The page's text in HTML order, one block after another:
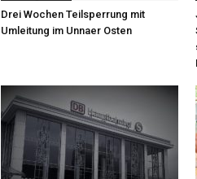
Drei Wochen Teilsperrung mit
Umleitung im Unnaer Osten